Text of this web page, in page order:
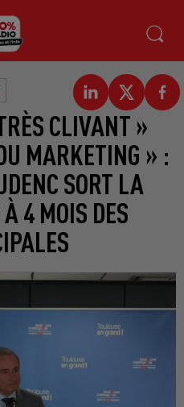
CLIVANT »
MARKETING » :
SORT LA
4 MOIS DES